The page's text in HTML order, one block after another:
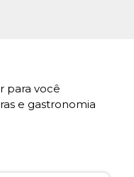
para você
e gastronomia